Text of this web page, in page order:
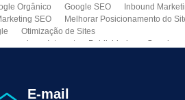
Orgânico Google SEO
Inbound
SEO
Melhorar Posicionamento do
Otimização de Sites
na Internet
Publicidade no Google
de Clientes
E-mail